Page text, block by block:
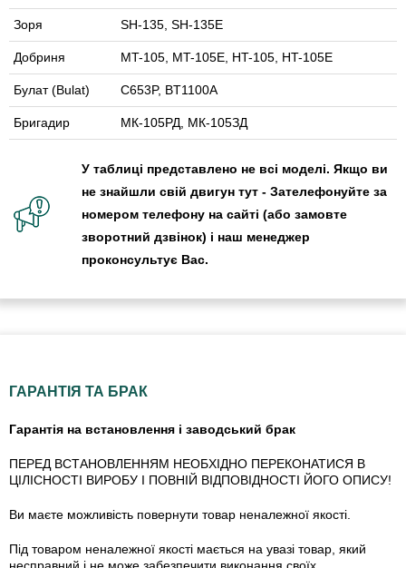
Зоря SH-135, SH-135E
Добриня MT-105, MT-105E, HT-105, HT-105E
Булат (Bulat) C653P, BT1100A
Бригадир МК-105РД, МК-105ЗД
У таблиці представлено не всі моделі. Якщо ви
не знайшли свій двигун тут - Зателефонуйте за
номером телефону на сайті (або замовте
зворотний дзвінок) і наш менеджер
проконсультує Вас.
ГАРАНТІЯ ТА БРАК
Гарантія на встановлення і заводський брак
ПЕРЕД ВСТАНОВЛЕННЯМ НЕОБХІДНО ПЕРЕКОНАТИСЯ В
ЦІЛІСНОСТІ ВИРОБУ І ПОВНІЙ ВІДПОВІДНОСТІ ЙОГО ОПИСУ!
Ви маєте можливість повернути товар неналежної якості.
Під товаром неналежної якості мається на увазі товар, який
несправний і не може забезпечити виконання своїх